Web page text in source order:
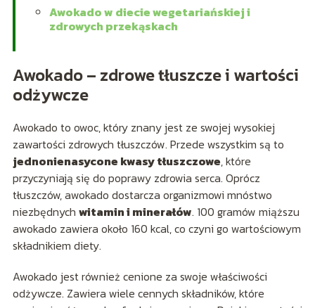
Awokado w diecie wegetariańskiej i
zdrowych przekąskach
Awokado – zdrowe tłuszcze i wartości
odżywcze
Awokado to owoc, który znany jest ze swojej wysokiej
zawartości zdrowych tłuszczów. Przede wszystkim są to
jednonienasycone kwasy tłuszczowe, które
przyczyniają się do poprawy zdrowia serca. Oprócz
tłuszczów, awokado dostarcza organizmowi mnóstwo
niezbędnych witamin i minerałów. 100 gramów miąższu
awokado zawiera około 160 kcal, co czyni go wartościowym
składnikiem diety.
Awokado jest również cenione za swoje właściwości
odżywcze. Zawiera wiele cennych składników, które